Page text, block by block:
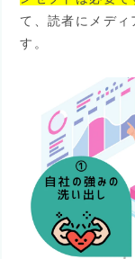
て、読者にメディ
す。